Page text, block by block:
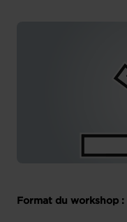
Format du workshop :